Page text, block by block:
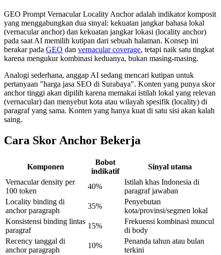
GEO Prompt Vernacular Locality Anchor adalah indikator komposit
yang menggabungkan dua sinyal: kekuatan jangkar bahasa lokal
(vernacular anchor) dan kekuatan jangkar lokasi (locality anchor)
pada saat AI memilih kutipan dari sebuah halaman. Konsep ini
berakar pada GEO dan vernacular coverage, tetapi naik satu tingkat
karena mengukur kombinasi keduanya, bukan masing-masing.
Analogi sederhana, anggap AI sedang mencari kutipan untuk
pertanyaan "harga jasa SEO di Surabaya". Konten yang punya skor
anchor tinggi akan dipilih karena memakai istilah lokal yang relevan
(vernacular) dan menyebut kota atau wilayah spesifik (locality) di
paragraf yang sama. Konten yang hanya kuat di satu sisi akan kalah
saing.
Cara Skor Anchor Bekerja
Komponen
Bobot
indikatif
Sinyal utama
Vernacular density per
100 token
40%
Istilah khas Indonesia di
paragraf jawaban
Locality binding di
anchor paragraph
35%
Penyebutan
kota/provinsi/segmen lokal
Konsistensi binding lintas
paragraf
15%
Frekuensi kombinasi muncul
di body
Recency tanggal di
anchor paragraph
10%
Penanda tahun atau bulan
terkini